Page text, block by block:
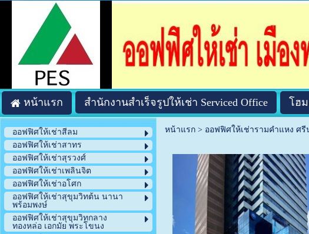
หน้าแรก สำนักงานสำเร็จรูปให้เช่า Serviced Office โฮ
ออฟฟิศให้เช่าสีลม
ออฟฟิศให้เช่าสาทร
ออฟฟิศให้เช่าสุรวงศ์
ออฟฟิศให้เช่าเพลินจิต
ออฟฟิศให้เช่าอโศก
ออฟฟิศให้เช่าสุขุมวิทต้น นานา
พร้อมพงษ์
ออฟฟิศให้เช่าสุขุมวิทกลาง
ทองหล่อ เอกมัย พระโขนง
หน้าแรก> ออฟฟิศให้เช่ารามคำแหง ศ